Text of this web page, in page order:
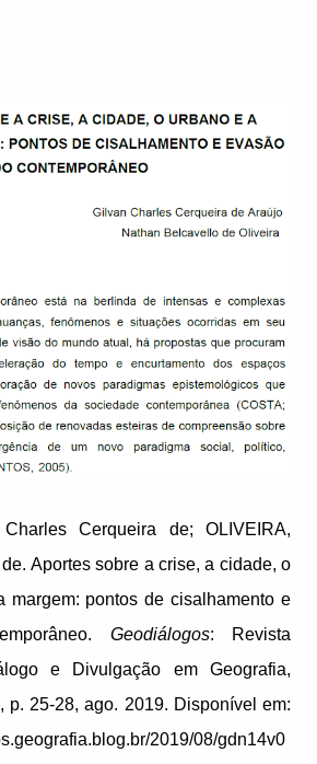
Cerqueira de; OLIVEIRA,
Aportes sobre a crise, a cidade, o
margem: pontos de cisalhamento e
Geodiálogos: Revista
e Divulgação em Geografia,
p. 25-28, ago. 2019. Disponível em:
2019/08/gdn14v0